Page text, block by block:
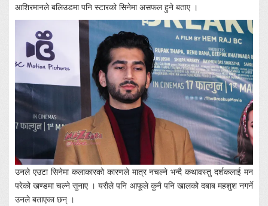
आशिरमानले बलिउडमा पनि स्टारको सिनेमा असफल हुने बताए ।
उनले एउटा सिनेमा कलाकारको कारणले मात्र नचल्ने भन्दै कथावस्तु दर्शकलाई मन
परेको खण्डमा चल्ने सुनाए । यसैले पनि आफूले कुनै पनि खालको दबाब महशुश नगर्ने
उनले बताएका छन् ।